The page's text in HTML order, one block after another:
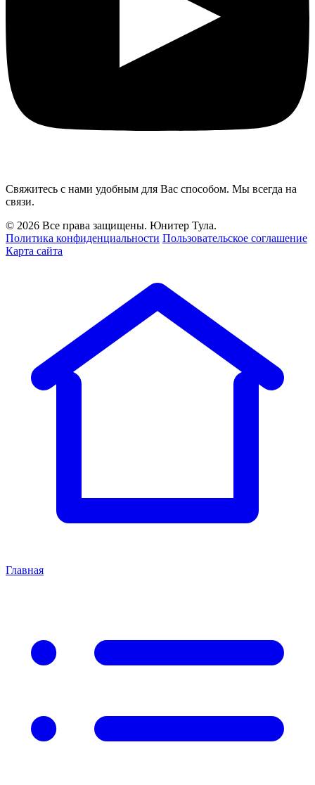
Свяжитесь с нами удобным для Вас способом. Мы всегда на
связи.
© 2026 Все права защищены. Юнитер Тула.
Политика конфиденциальности Пользовательское соглашение
Карта сайта
Главная